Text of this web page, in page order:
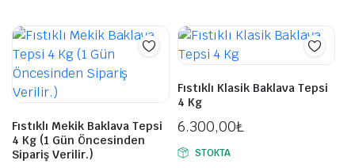
Fıstıklı Mekik Baklava Tepsi
4 Kg (1 Gün Öncesinden
Sipariş Verilir.)
Fıstıklı Klasik Baklava Tepsi
4 Kg
6.300,00₺
STOKTA